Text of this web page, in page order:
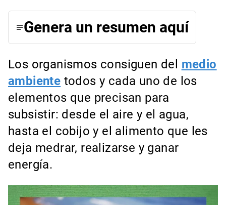
Genera un resumen aquí
Los organismos consiguen del medio
ambiente todos y cada uno de los
elementos que precisan para
subsistir: desde el aire y el agua,
hasta el cobijo y el alimento que les
deja medrar, realizarse y ganar
energía.